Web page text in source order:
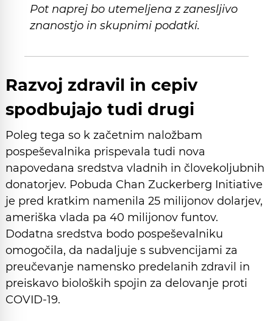
Pot naprej bo utemeljena z zanesljivo
znanostjo in skupnimi podatki.
Razvoj zdravil in cepiv
spodbujajo tudi drugi
Poleg tega so k začetnim naložbam
pospeševalnika prispevala tudi nova
napovedana sredstva vladnih in človekoljubnih
donatorjev. Pobuda Chan Zuckerberg Initiative
je pred kratkim namenila 25 milijonov dolarjev,
ameriška vlada pa 40 milijonov funtov.
Dodatna sredstva bodo pospeševalniku
omogočila, da nadaljuje s subvencijami za
preučevanje namensko predelanih zdravil in
preiskavo bioloških spojin za delovanje proti
COVID-19.